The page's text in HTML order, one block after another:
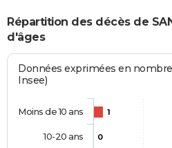
Répartition des décès de
d'âges
Données exprimées en nombre
Insee)
1
0
Moins de 10 ans
10-20 ans